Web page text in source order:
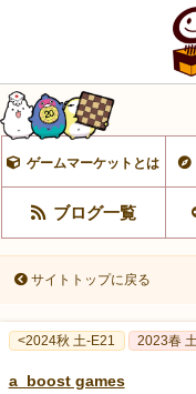
ゲームマーケットとは
ブログ一覧
サイトトップに戻る
<2024秋 土-E21 2023春
a_boost games